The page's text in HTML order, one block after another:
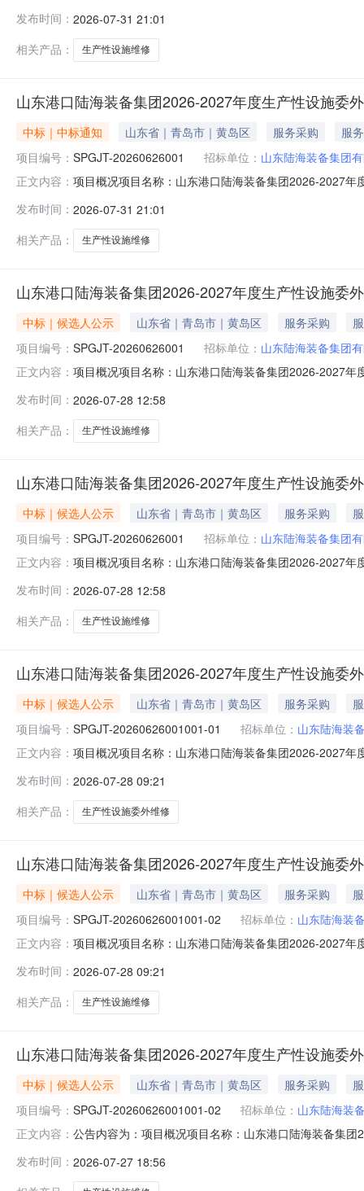
青岛宏城建筑安装工程有限公司成交价(元)：764729.03
发布时间： 2026-07-31 21:01
相关产品：
生产性设施维修
山东港口陆海装备集团2026-2027年度生产性设施委
中标｜中标通知 山东省｜青岛市｜黄岛区 服务采购
服务
项目编号： SPGJT-20260626001 招标单位： 山东陆海装备集团
正文内容： 项目概况项目名称：山东港口陆海装备集团2026-2027
山东旭阳安装工程有限公司成交价(元)：575086.18成交
发布时间： 2026-07-31 21:01
相关产品：
生产性设施维修
山东港口陆海装备集团2026-2027年度生产性设施委
中标｜候选人公示 山东省｜青岛市｜黄岛区 服务采购
项目编号： SPGJT-20260626001 招标单位： 山东陆海装备集团
正文内容： 项目概况项目名称：山东港口陆海装备集团2026-2027
订合同。资金来源：自筹备注：采购人及采购代理采购
路街道漓
发布时间： 2026-07-28 12:58
相关产品：
生产性设施维修
山东港口陆海装备集团2026-2027年度生产性设施委
中标｜候选人公示 山东省｜青岛市｜黄岛区 服务采购
项目编号： SPGJT-20260626001 招标单位： 山东陆海装备集团
正文内容： 项目概况项目名称：山东港口陆海装备集团2026-2027
订合同。资金来源：自筹备注：采购人及采购代理采购
路街道漓
发布时间： 2026-07-28 12:58
相关产品：
生产性设施维修
山东港口陆海装备集团2026-2027年度生产性设施委
中标｜候选人公示 山东省｜青岛市｜黄岛区 服务采购
项目编号： SPGJT-20260626001001-01 招标单位： 山东陆海装
正文内容： 项目概况项目名称：山东港口陆海装备集团2026-2027
录投标系统提交异议，登录地址：https://srm.sd-
发布时间： 2026-07-28 09:21
相关产品：
生产性设施委外维修
山东港口陆海装备集团2026-2027年度生产性设施委
中标｜候选人公示 山东省｜青岛市｜黄岛区 服务采购
项目编号： SPGJT-20260626001001-02 招标单位： 山东陆海装
正文内容： 项目概况项目名称：山东港口陆海装备集团2026-2027
录投标系统提交异议，登录地址：https://srm.sd-
发布时间： 2026-07-28 09:21
相关产品：
生产性设施维修
山东港口陆海装备集团2026-2027年度生产性设施委
中标｜候选人公示 山东省｜青岛市｜黄岛区 服务采购
项目编号： SPGJT-20260626001001-02 招标单位： 山东陆海装
正文内容： 公告内容为：项目概况项目名称：山东港口陆海装备集
异议的，可登录投标系统提交异议，登录地址：https://
发布时间： 2026-07-27 18:56